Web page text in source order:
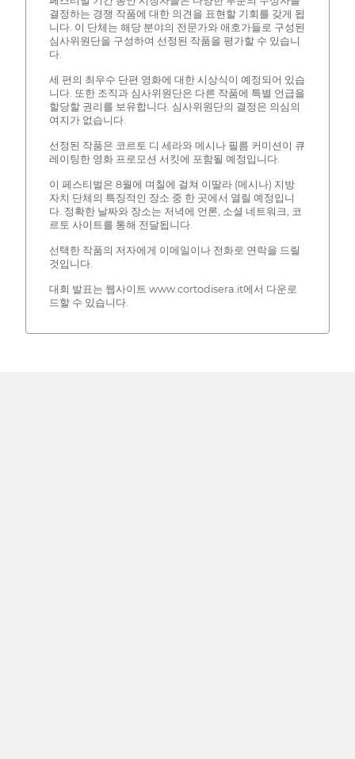
결정하는 경쟁 작품에 대한 의견을 표현할 기회를 갖게 됩
니다. 이 단체는 해당 분야의 전문가와 애호가들로 구성된
심사위원단을 구성하여 선정된 작품을 평가할 수 있습니
다.
세 편의 최우수 단편 영화에 대한 시상식이 예정되어 있습
니다. 또한 조직과 심사위원단은 다른 작품에 특별 언급을
할당할 권리를 보유합니다. 심사위원단의 결정은 의심의
여지가 없습니다.
선정된 작품은 코르토 디 세라와 메시나 필름 커미션이 큐
레이팅한 영화 프로모션 서킷에 포함될 예정입니다.
이 페스티벌은 8월에 며칠에 걸쳐 이딸라 (메시나) 지방
자치 단체의 특징적인 장소 중 한 곳에서 열릴 예정입니
다. 정확한 날짜와 장소는 저녁에 언론, 소셜 네트워크, 코
르토 사이트를 통해 전달됩니다.
선택한 작품의 저자에게 이메일이나 전화로 연락을 드릴
것입니다.
대회 발표는 웹사이트 www.cortodisera.it에서 다운로
드할 수 있습니다.